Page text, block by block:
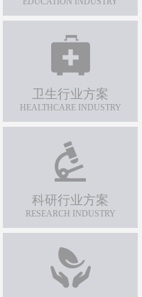
卫生行业方案
HEALTHCARE INDUSTRY
科研行业方案
RESEARCH INDUSTRY